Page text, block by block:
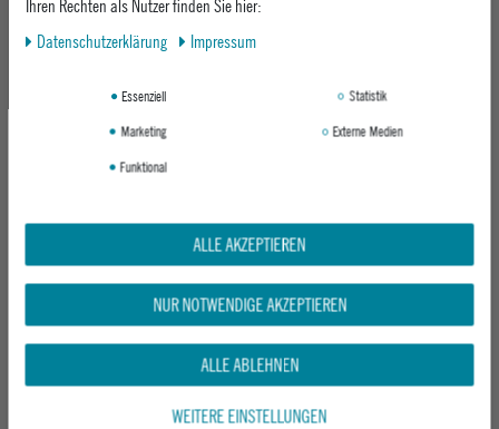
THE NORTH FACE HERREN
UMHÄNGETASCHE BASE CAMP DUFFEL
XE71-SMOKEY BROWN / TNF BLACK
ab 144,95 €
THE NORTH FACE HERREN
UMHÄNGETASCHE BASE CAMP
VOYAGER DUFFEL 32L BASE C
GKQ1-GRANITE GREY / FROST GREY
ab 129,95 €
Neu
Daten­schutz­erklärung
Impressum
Essenziell
Statistik
Marketing
Externe Medien
Funktional
ALLE AKZEPTIEREN
NUR NOTWENDIGE AKZEPTIEREN
ALLE ABLEHNEN
WEITERE EINSTELLUNGEN